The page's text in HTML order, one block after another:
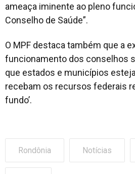
ameaça iminente ao pleno
Conselho de Saúde”.
O MPF destaca também que a
funcionamento dos conselhos
que estados e municípios
recebam os recursos federais
fundo’.
Rondônia Notícias